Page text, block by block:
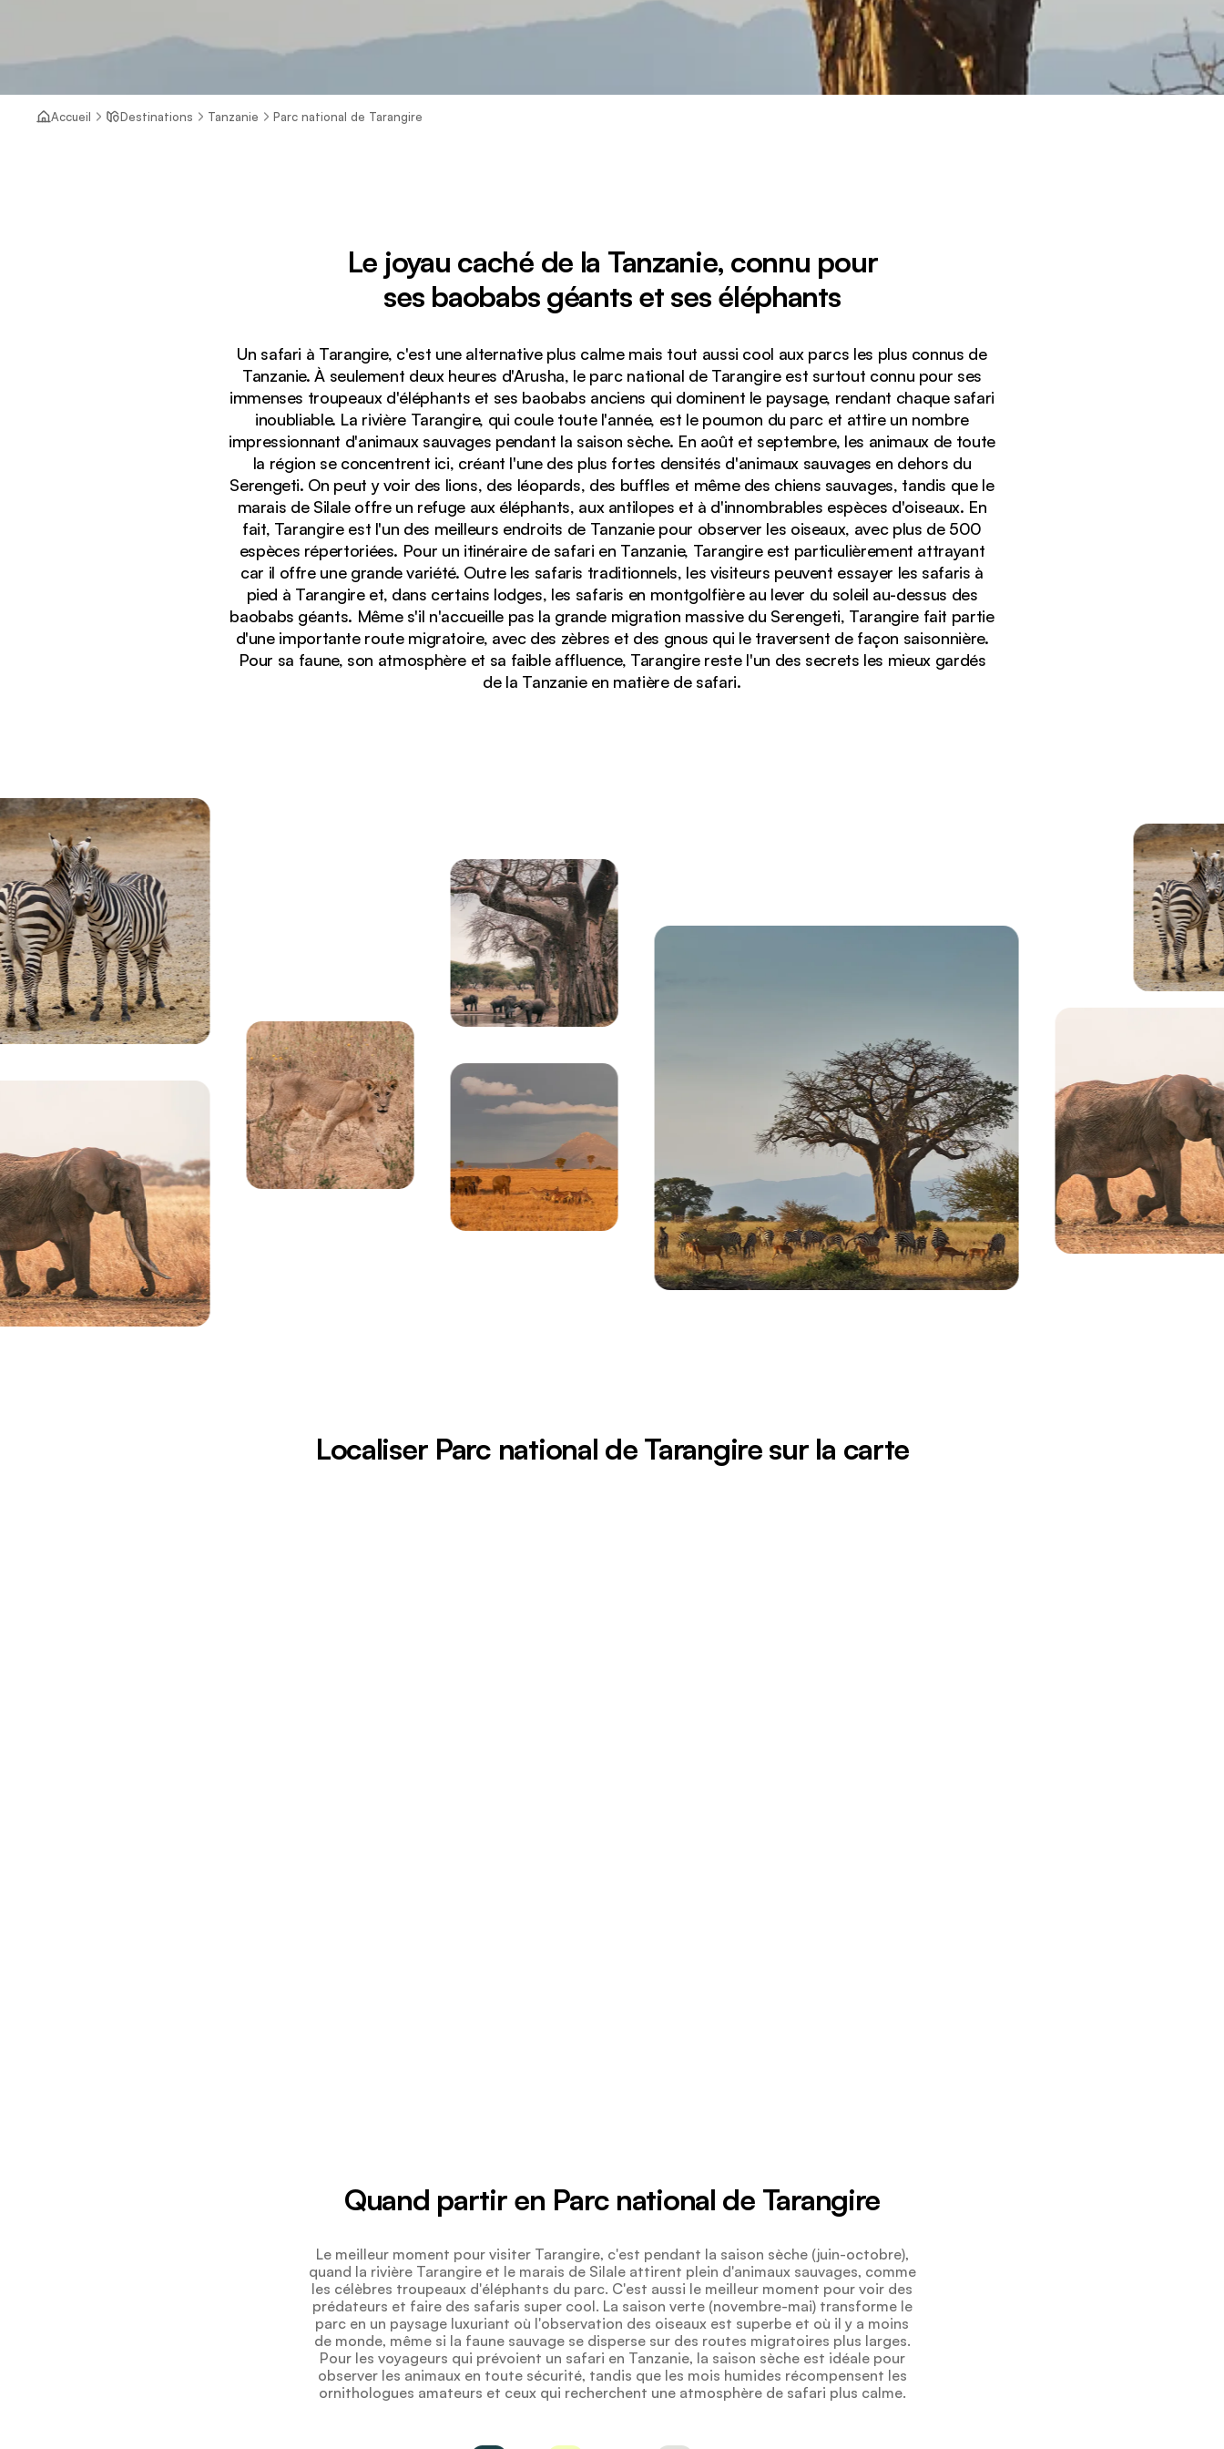
Troupeau de zèbres en train de brouter près d'un énorme baobab dans la savane du parc national de Tarangire au coucher du soleil
Accueil Destinations Tanzanie Parc national de Tarangire
Le joyau caché de la Tanzanie, connu pour
ses baobabs géants et ses éléphants
Un safari à Tarangire, c'est une alternative plus calme mais tout aussi cool aux parcs les plus connus de
Tanzanie. À seulement deux heures d'Arusha, le parc national de Tarangire est surtout connu pour ses
immenses troupeaux d'éléphants et ses baobabs anciens qui dominent le paysage, rendant chaque safari
inoubliable. La rivière Tarangire, qui coule toute l'année, est le poumon du parc et attire un nombre
impressionnant d'animaux sauvages pendant la saison sèche. En août et septembre, les animaux de toute
la région se concentrent ici, créant l'une des plus fortes densités d'animaux sauvages en dehors du
Serengeti. On peut y voir des lions, des léopards, des buffles et même des chiens sauvages, tandis que le
marais de Silale offre un refuge aux éléphants, aux antilopes et à d'innombrables espèces d'oiseaux. En
fait, Tarangire est l'un des meilleurs endroits de Tanzanie pour observer les oiseaux, avec plus de 500
espèces répertoriées. Pour un itinéraire de safari en Tanzanie, Tarangire est particulièrement attrayant
car il offre une grande variété. Outre les safaris traditionnels, les visiteurs peuvent essayer les safaris à
pied à Tarangire et, dans certains lodges, les safaris en montgolfière au lever du soleil au-dessus des
baobabs géants. Même s'il n'accueille pas la grande migration massive du Serengeti, Tarangire fait partie
d'une importante route migratoire, avec des zèbres et des gnous qui le traversent de façon saisonnière.
Pour sa faune, son atmosphère et sa faible affluence, Tarangire reste l'un des secrets les mieux gardés
de la Tanzanie en matière de safari.
Localiser Parc national de Tarangire sur la carte
Quand partir en Parc national de Tarangire
Le meilleur moment pour visiter Tarangire, c'est pendant la saison sèche (juin-octobre),
quand la rivière Tarangire et le marais de Silale attirent plein d'animaux sauvages, comme
les célèbres troupeaux d'éléphants du parc. C'est aussi le meilleur moment pour voir des
prédateurs et faire des safaris super cool. La saison verte (novembre-mai) transforme le
parc en un paysage luxuriant où l'observation des oiseaux est superbe et où il y a moins
de monde, même si la faune sauvage se disperse sur des routes migratoires plus larges.
Pour les voyageurs qui prévoient un safari en Tanzanie, la saison sèche est idéale pour
observer les animaux en toute sécurité, tandis que les mois humides récompensent les
ornithologues amateurs et ceux qui recherchent une atmosphère de safari plus calme.